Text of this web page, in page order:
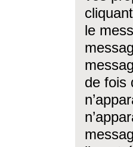
le
de fois